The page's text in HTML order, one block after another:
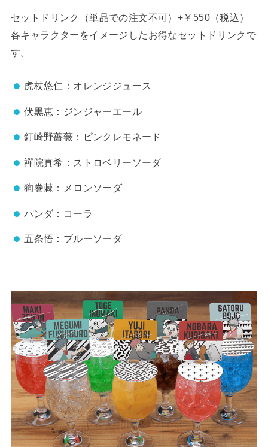
セットドリンク（単品での注文不可）+￥550（税込）
各キャラクターをイメージしたお得なセットドリンクで
す。
虎杖悠仁：オレンジジュース
伏黒恵：ジンジャーエール
釘崎野薔薇：ピンクレモネード
禪院真希：ストロベリーソーダ
狗巻棘：メロンソーダ
パンダ：コーラ
五条悟：ブルーソーダ